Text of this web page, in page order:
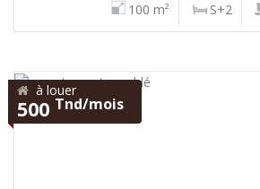
100 m² S+2
à louer
500 Tnd/mois